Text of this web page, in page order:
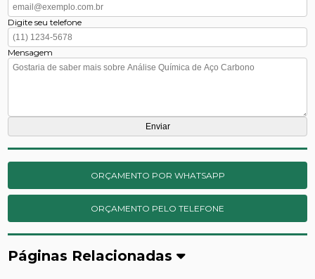
Digite seu telefone
Mensagem
ORÇAMENTO POR WHATSAPP
ORÇAMENTO PELO TELEFONE
Páginas Relacionadas